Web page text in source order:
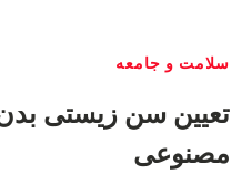
سلامت و جامعه
تعیین سن زیستی
مصنوعی